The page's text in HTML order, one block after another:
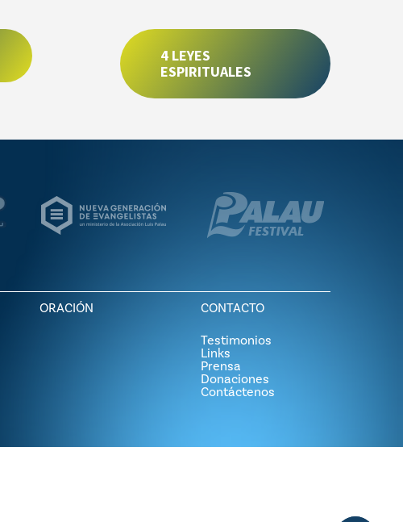
4 LEYES
ESPIRITUALES
ORACIÓN CONTACTO
Testimonios
Links
Prensa
Donaciones
Contáctenos